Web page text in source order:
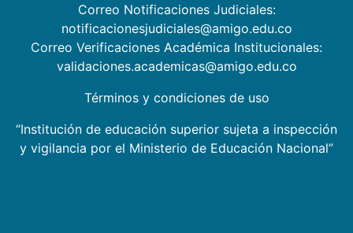
Correo Notificaciones Judiciales:
notificacionesjudiciales@amigo.edu.co
Correo Verificaciones Académica Institucionales:
validaciones.academicas@amigo.edu.co
Términos y condiciones de uso
“Institución de educación superior sujeta a inspección
y vigilancia por el Ministerio de Educación Nacional”